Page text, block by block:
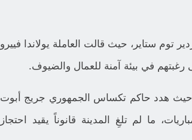
ستاير، حيث قالت العاملة يولاندا فييرو
في بيئة آمنة للعمال والضيوف.
حيث هدد حاكم تكساس الجمهوري جريج أبوت
لتأمين المباريات، ما لم تلغِ المدينة قانوناً يقيد احتجاز